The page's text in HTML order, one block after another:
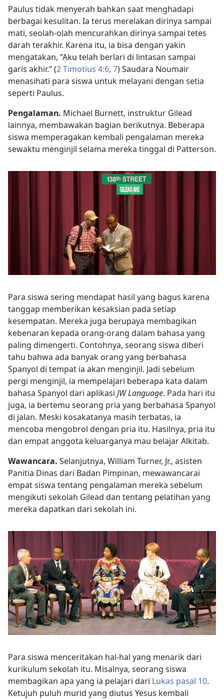
Paulus tidak menyerah bahkan saat menghadapi
berbagai kesulitan. Ia terus merelakan dirinya sampai
mati, seolah-olah mencurahkan dirinya sampai tetes
darah terakhir. Karena itu, ia bisa dengan yakin
mengatakan, ”Aku telah berlari di lintasan sampai
garis akhir.” (2 Timotius 4:6, 7) Saudara Noumair
menasihati para siswa untuk melayani dengan setia
seperti Paulus.
Pengalaman. Michael Burnett, instruktur Gilead
lainnya, membawakan bagian berikutnya. Beberapa
siswa memperagakan kembali pengalaman mereka
sewaktu menginjil selama mereka tinggal di Patterson.
Para siswa sering mendapat hasil yang bagus karena
tanggap memberikan kesaksian pada setiap
kesempatan. Mereka juga berupaya membagikan
kebenaran kepada orang-orang dalam bahasa yang
paling dimengerti. Contohnya, seorang siswa diberi
tahu bahwa ada banyak orang yang berbahasa
Spanyol di tempat ia akan menginjil. Jadi sebelum
pergi menginjil, ia mempelajari beberapa kata dalam
bahasa Spanyol dari aplikasi JW Language. Pada hari itu
juga, ia bertemu seorang pria yang berbahasa Spanyol
di jalan. Meski kosakatanya masih terbatas, ia
mencoba mengobrol dengan pria itu. Hasilnya, pria itu
dan empat anggota keluarganya mau belajar Alkitab.
Wawancara. Selanjutnya, William Turner, Jr., asisten
Panitia Dinas dari Badan Pimpinan, mewawancarai
empat siswa tentang pengalaman mereka sebelum
mengikuti sekolah Gilead dan tentang pelatihan yang
mereka dapatkan dari sekolah ini.
Para siswa menceritakan hal-hal yang menarik dari
kurikulum sekolah itu. Misalnya, seorang siswa
membagikan apa yang ia pelajari dari Lukas pasal 10.
Ketujuh puluh murid yang diutus Yesus kembali